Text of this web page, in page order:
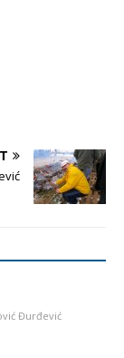
Đurđević